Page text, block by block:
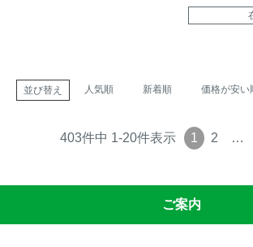
並び替え 人気順 新着順 価格が安い
403件中 1-20件表示 1 2 …
ご案内